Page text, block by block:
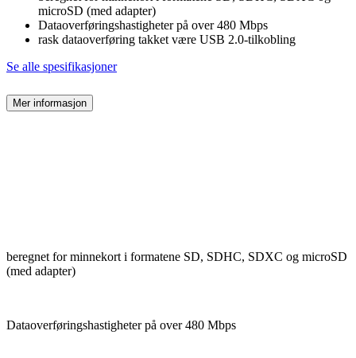
microSD (med adapter)
Dataoverføringshastigheter på over 480 Mbps
rask dataoverføring takket være USB 2.0-tilkobling
Se alle spesifikasjoner
Mer informasjon
beregnet for minnekort i formatene SD, SDHC, SDXC og microSD
(med adapter)
Dataoverføringshastigheter på over 480 Mbps